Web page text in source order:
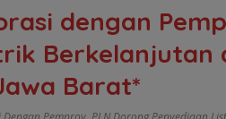
dengan
Berkelanjutan
Barat*